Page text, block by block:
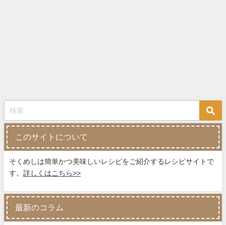
このサイトについて
そくめしは簡単かつ美味しいレシピをご紹介するレシピサイトで
す。 詳しくはこちら>>
最新のコラム